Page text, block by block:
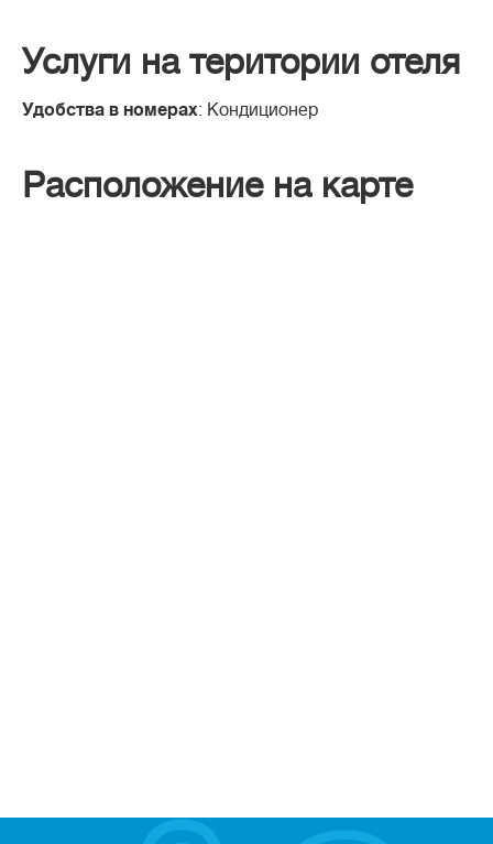
Услуги на територии отеля
Удобства в номерах: Кондиционер
Расположение на карте